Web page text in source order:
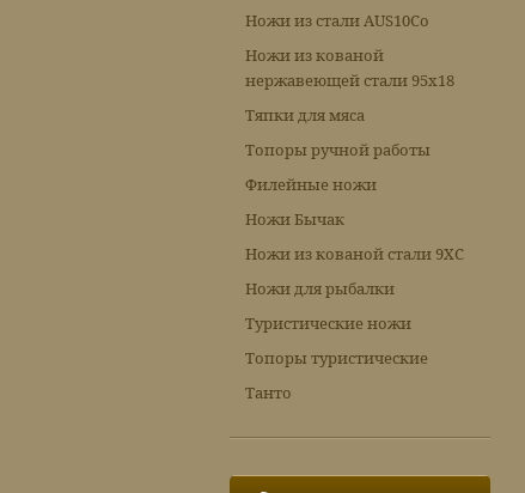
Ножи из стали AUS10Co
Ножи из кованой
нержавеющей стали 95х18
Тяпки для мяса
Топоры ручной работы
Филейные ножи
Ножи Бычак
Ножи из кованой стали 9ХС
Ножи для рыбалки
Туристические ножи
Топоры туристические
Танто